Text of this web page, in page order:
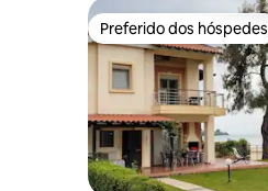
Preferido dos hóspedes
Preferido dos hóspedes